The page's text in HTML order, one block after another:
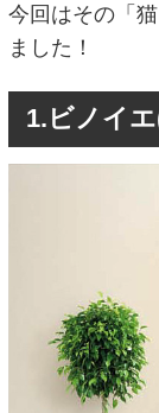
今回はその「
ました！
1.ビノイ